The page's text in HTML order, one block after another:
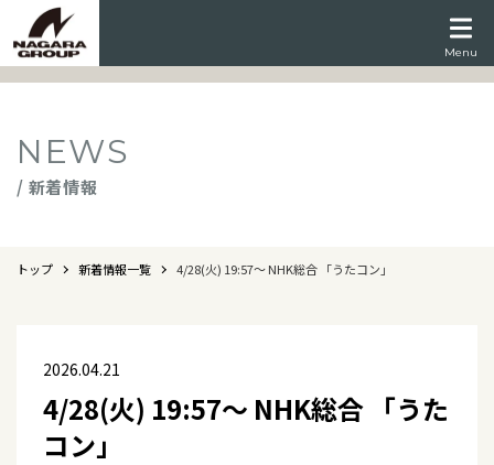
Menu
NEWS
/ 新着情報
トップ 新着情報一覧 4/28(火) 19:57～ NHK総合 「うたコン」
2026.04.21
4/28(火) 19:57～ NHK総合 「うた
コン」